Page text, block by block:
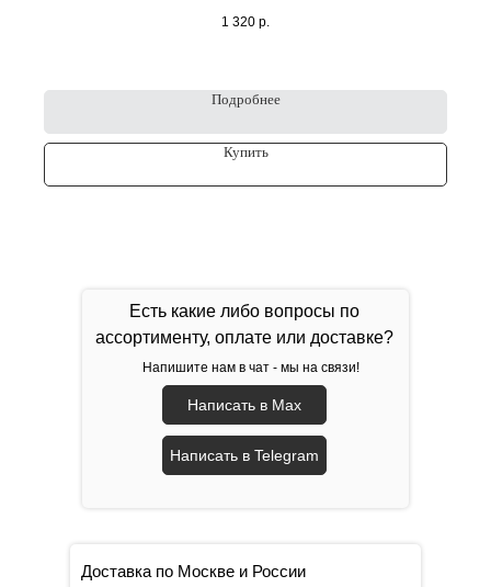
1 320 р.
Подробнее
Купить
Есть какие либо вопросы по
ассортименту, оплате или доставке?
Напишите нам в чат - мы на связи!
Написать в Max
Написать в Telegram
Доставка по Москве и России